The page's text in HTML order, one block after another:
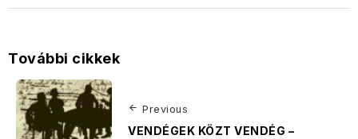
További cikkek
Previous
VENDÉGEK KÖZT VENDÉG –